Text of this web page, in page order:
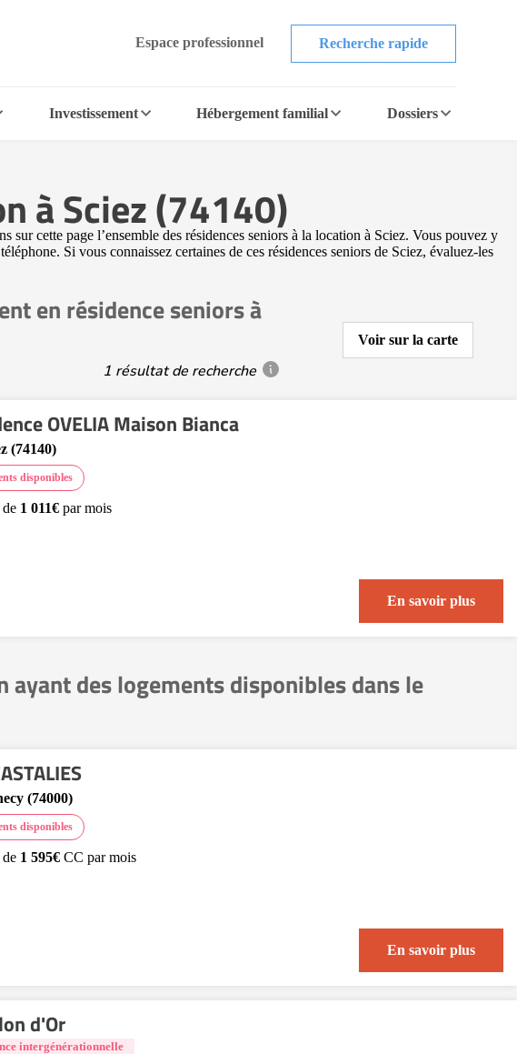
Espace professionnel Recherche rapide
Investissement Hébergement familial Dossiers
à Sciez (74140)
cette page l’ensemble des résidences seniors à la location à Sciez. Vous pouvez y
Si vous connaissez certaines de ces résidences seniors de Sciez, évaluez-les
en résidence seniors à
1 résultat de recherche
Voir sur la carte
OVELIA Maison Bianca
(74140)
disponibles
1 011€ par mois
En savoir plus
ayant des logements disponibles dans le
(74000)
disponibles
1 595€ CC par mois
En savoir plus
d'Or
intergénérationnelle